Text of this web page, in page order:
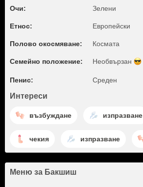
Очи: Зелени
Етнос: Европейски
Полово окосмяване: Космата
Семейно положение: Необвързан
Пенис: Среден
Интереси
възбуждане изпразване
чекия изпразване
Меню за Бакшиш